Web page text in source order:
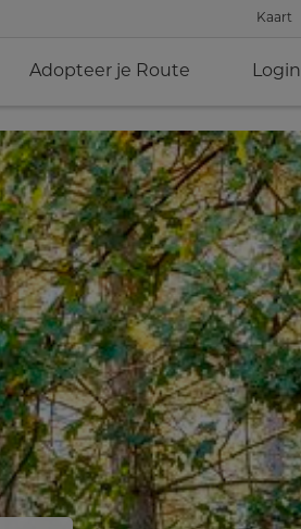
Kaart
Adopteer je Route Login